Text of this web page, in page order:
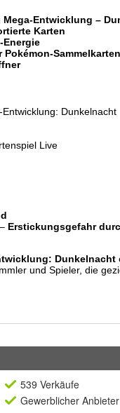
539 Verkäufe
Gewerblicher Anbieter